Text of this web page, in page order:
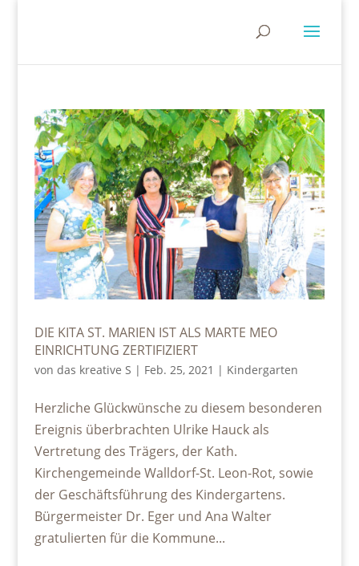
DIE KITA ST. MARIEN IST ALS MARTE MEO
EINRICHTUNG ZERTIFIZIERT
von das kreative S | Feb. 25, 2021 | Kindergarten
Herzliche Glückwünsche zu diesem besonderen
Ereignis überbrachten Ulrike Hauck als
Vertretung des Trägers, der Kath.
Kirchengemeinde Walldorf-St. Leon-Rot, sowie
der Geschäftsführung des Kindergartens.
Bürgermeister Dr. Eger und Ana Walter
gratulierten für die Kommune...